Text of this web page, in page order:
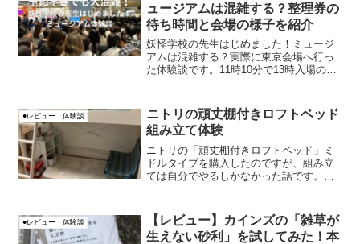
ュージアムは混雑する？整理券の
待ち時間と会場の様子を紹介
妖怪学校の先生はじめました！ミュージ
アムは混雑する？実際に東京会場へ行っ
た体験談です。11時10分で13時入場の整
間、会場の様子を紹介します。
●レビュー・体験談
ニトリの頑丈棚付きロフトベッド
組み立て体験
ニトリの「頑丈棚付きロフトベッド」ミ
ドルタイプを購入したのですが、組み立
ては自分でやるしかなかった話です。Q.
外商品となります。頑丈棚付きロフトベ
ッド通販 | ニト...
●レビュー・体験談
【レビュー】カインズの「雑草が
生えない砂利」を試してみた！本